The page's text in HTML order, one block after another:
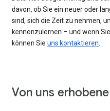
davon, ob Sie ein neuer oder
sind, sich die Zeit zu nehmen,
kennenzulernen – und wenn
können Sie uns kontaktieren.
Von uns